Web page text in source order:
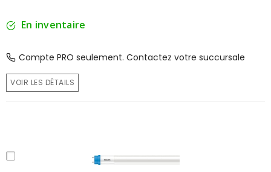
En inventaire
Compte PRO seulement. Contactez votre succursale
VOIR LES DÉTAILS